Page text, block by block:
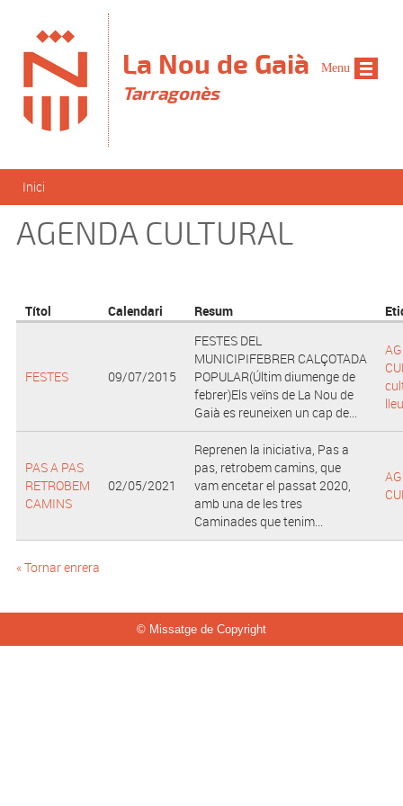
La Nou de Gaià
Tarragonès
Esteu aquí
Inici
AGENDA CULTURAL
Títol Calendari Resum
FESTES 09/07/2015
FESTES DEL
MUNICIPIFEBRER CALÇOTADA
POPULAR(Últim diumenge de
febrer)Els veïns de La Nou de
Gaià es reuneixen un cap de...
PAS A PAS
RETROBEM
CAMINS
02/05/2021
Reprenen la iniciativa, Pas a
pas, retrobem camins, que
vam encetar el passat 2020,
amb una de les tres
Caminades que tenim...
« Tornar enrera
© Missatge de Copyright
Menu